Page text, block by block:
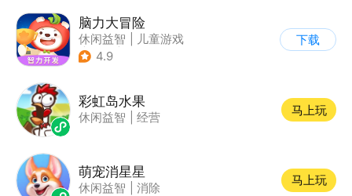
脑力大冒险
休闲益智
儿童游戏
| 卡通
4.9
下载
彩虹岛水果
休闲益智 经营
马上玩
萌宠消星星
休闲益智 消除
马上玩